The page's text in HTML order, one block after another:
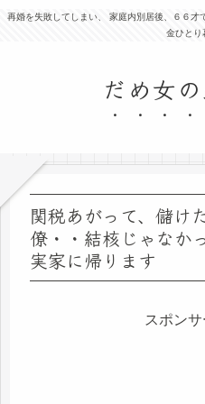
再婚を失敗してしまい、 家庭内別居後、６６
金ひとり
だめ女
関税あがって、儲け
僚・・結核じゃなか
実家に帰ります
スポン